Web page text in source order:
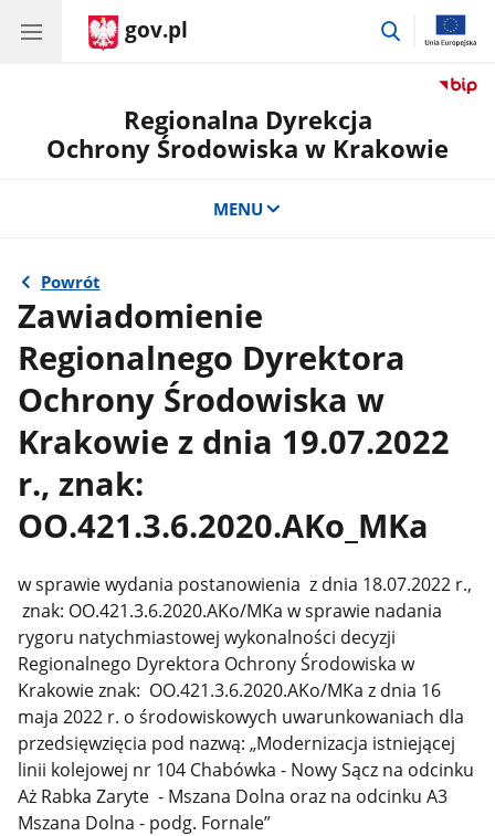
gov.pl
przejdź
Regionalna Dyrekcja
Ochrony Środowiska w Krakowie
MENU
Powrót
Zawiadomienie
Regionalnego Dyrektora
Ochrony Środowiska w
Krakowie z dnia 19.07.2022
r., znak:
OO.421.3.6.2020.AKo_MKa
w sprawie wydania postanowienia z dnia 18.07.2022 r.,
znak: OO.421.3.6.2020.AKo/MKa w sprawie nadania
rygoru natychmiastowej wykonalności decyzji
Regionalnego Dyrektora Ochrony Środowiska w
Krakowie znak: OO.421.3.6.2020.AKo/MKa z dnia 16
maja 2022 r. o środowiskowych uwarunkowaniach dla
przedsięwzięcia pod nazwą: „Modernizacja istniejącej
linii kolejowej nr 104 Chabówka - Nowy Sącz na odcinku
Aż Rabka Zaryte - Mszana Dolna oraz na odcinku A3
Mszana Dolna - podg. Fornale”